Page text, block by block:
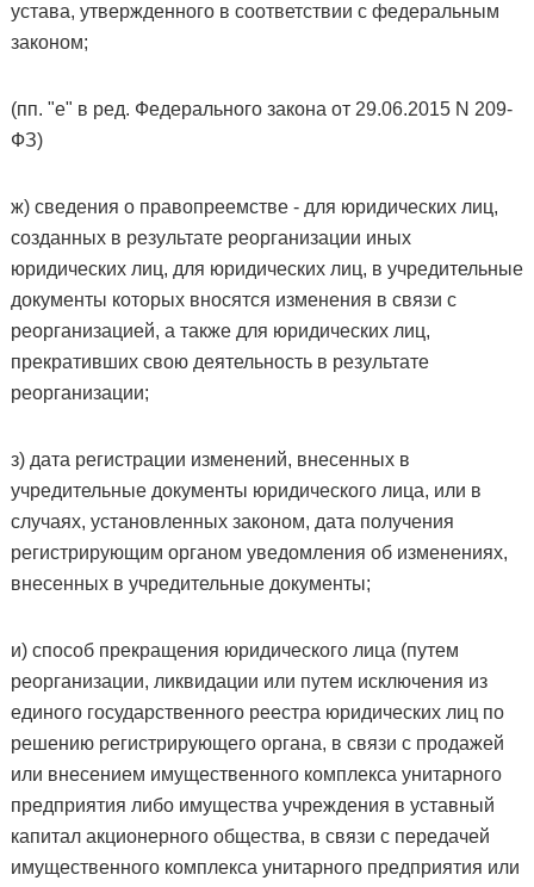
устава, утвержденного в соответствии с федеральным
законом;
(пп. "е" в ред. Федерального закона от 29.06.2015 N 209-
ФЗ)
ж) сведения о правопреемстве - для юридических лиц,
созданных в результате реорганизации иных
юридических лиц, для юридических лиц, в учредительные
документы которых вносятся изменения в связи с
реорганизацией, а также для юридических лиц,
прекративших свою деятельность в результате
реорганизации;
з) дата регистрации изменений, внесенных в
учредительные документы юридического лица, или в
случаях, установленных законом, дата получения
регистрирующим органом уведомления об изменениях,
внесенных в учредительные документы;
и) способ прекращения юридического лица (путем
реорганизации, ликвидации или путем исключения из
единого государственного реестра юридических лиц по
решению регистрирующего органа, в связи с продажей
или внесением имущественного комплекса унитарного
предприятия либо имущества учреждения в уставный
капитал акционерного общества, в связи с передачей
имущественного комплекса унитарного предприятия или